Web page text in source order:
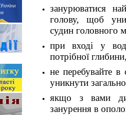
занурюватися
голову, щоб
судин головного
при вході у
потрібної
не перебувайте
уникнути
якщо з вами
занурення в